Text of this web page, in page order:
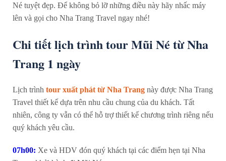
Né tuyệt đẹp. Để không bỏ lỡ những điều này hãy nhấc máy
lên và gọi cho Nha Trang Travel ngay nhé!
Chi tiết lịch trình tour Mũi Né từ Nha
Trang 1 ngày
Lịch trình tour xuất phát từ Nha Trang này được Nha Trang
Travel thiết kế dựa trên nhu cầu chung của du khách. Tất
nhiên, công ty vẫn có thể hỗ trợ thiết kế chương trình riêng nếu
quý khách yêu cầu.
07h00: Xe và HDV đón quý khách tại các điểm hẹn tại Nha